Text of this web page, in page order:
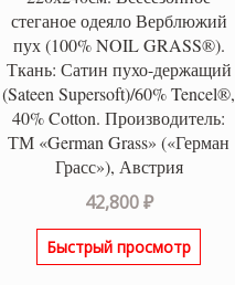
стеганое одеяло Верблюжий
пух (100% NOIL GRASS®).
Ткань: Сатин пухо-держащий
(Sateen Supersoft)/60% Tencel®,
40% Cotton. Производитель:
ТМ «German Grass» («Герман
Грасс»), Австрия
42,800₽
Быстрый просмотр